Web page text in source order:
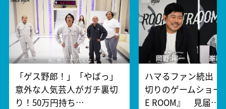
「ゲス野郎！」「やばっ」
意外な人気芸人がガチ裏切
り！50万円持ち…
ハマるファン続出！
切りのゲームショー
E ROOM』 見届…